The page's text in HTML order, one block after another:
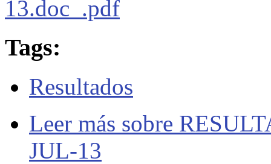
13.doc_.pdf
Tags:
Resultados
Leer más sobre
JUL-13